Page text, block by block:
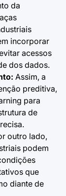
da
incorporar
acessos
dos dados.
Assim, a
preditiva,
para
de
outro lado,
podem
que
diante de